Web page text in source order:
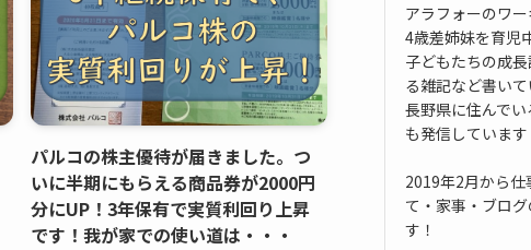
パルコの株主優待が届きました。つ
いに半期にもらえる商品券が2000円
分にUP！3年保有で実質利回り上昇
です！我が家での使い道は・・・
アラフォーのワー
4歳差姉妹を育児
子どもたちの成
る雑記など書いて
長野県に住んで
も発信しています
2019年2月から
て・家事・ブロ
す！